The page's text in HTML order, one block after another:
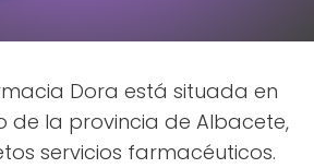
Dora está situada en
de la provincia de Albacete,
servicios farmacéuticos.